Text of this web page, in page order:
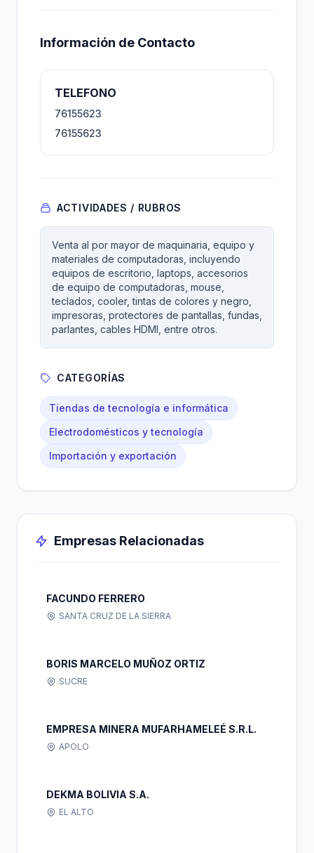
Información de Contacto
TELEFONO
76155623
76155623
ACTIVIDADES / RUBROS
Venta al por mayor de maquinaria, equipo y
materiales de computadoras, incluyendo
equipos de escritorio, laptops, accesorios
de equipo de computadoras, mouse,
teclados, cooler, tintas de colores y negro,
impresoras, protectores de pantallas, fundas,
parlantes, cables HDMI, entre otros.
CATEGORÍAS
Tiendas de tecnología e informática
Electrodomésticos y tecnología
Importación y exportación
Empresas Relacionadas
FACUNDO FERRERO
SANTA CRUZ DE LA SIERRA
BORIS MARCELO MUÑOZ ORTIZ
SUCRE
EMPRESA MINERA MUFARHAMELEÉ S.R.L.
APOLO
DEKMA BOLIVIA S.A.
EL ALTO